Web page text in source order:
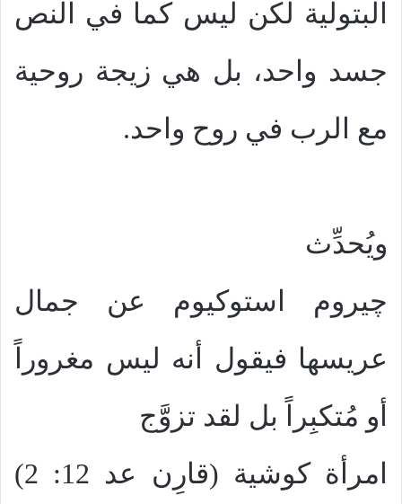
البتولية لكن ليس كما في النص
جسد واحد، بل هي زيجة روحية
مع الرب في روح واحد.
ويُحدِّث
چيروم استوكيوم عن جمال
عريسها فيقول أنه ليس مغروراً
أو مُتكبِراً بل لقد تزوَّج
امرأة كوشية (قارِن عد 12: 2)